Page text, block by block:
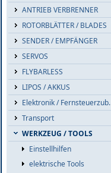
ANTRIEB VERBRENNER
ROTORBLÄTTER / BLADES
SENDER / EMPFÄNGER
SERVOS
FLYBARLESS
LIPOS / AKKUS
Elektronik / Fernsteuerzub.
Transport
WERKZEUG / TOOLS
Einstellhilfen
elektrische Tools